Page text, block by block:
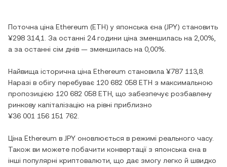
Поточна ціна Ethereum (ETH) у японська єна (JPY) становить
¥298 314,1
. За останні 24 години ціна зменшилась на 2,00%
а за останні сім днів — зменшилась на 0,00%
Найвища історична ціна Ethereum становила ¥787 113,8
Наразі в обігу перебуває 120 682 058 ETH з максимальною
пропозицією 120 682 058 ETH , що забезпечує розбавлену
ринкову капіталізацію на рівні приблизно
¥36 001 156 151 762
Ціна Ethereum в JPY оновлюється в режимі реального часу.
Також ви можете побачити конвертації з японська єна в
інші популярні криптовалюти, що дає змогу легко й швидко